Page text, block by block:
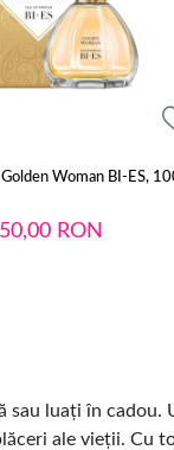
Woman BI-ES,
50,00 RON
luați în
ale vieții. Cu